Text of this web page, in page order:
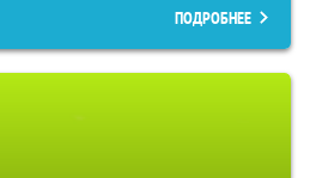
ПОДРОБНЕЕ